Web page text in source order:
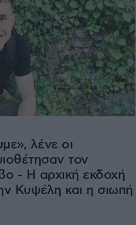
λένε οι
τον
- Η αρχική εκδοχή
Κυψέλη και η σιωπή